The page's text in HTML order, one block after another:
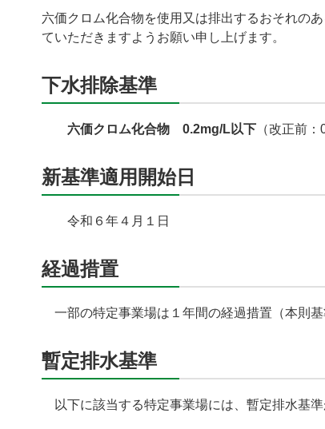
六価クロム化合物を使用又は排出するおそれの
ていただきますようお願い申し上げます。
下水排除基準
六価クロム化合物 0.2mg/L以下 （改正前：
新基準適用開始日
令和６年４月１日
経過措置
一部の特定事業場は１年間の経過措置（本則基
暫定排水基準
以下に該当する特定事業場には、暫定排水基準